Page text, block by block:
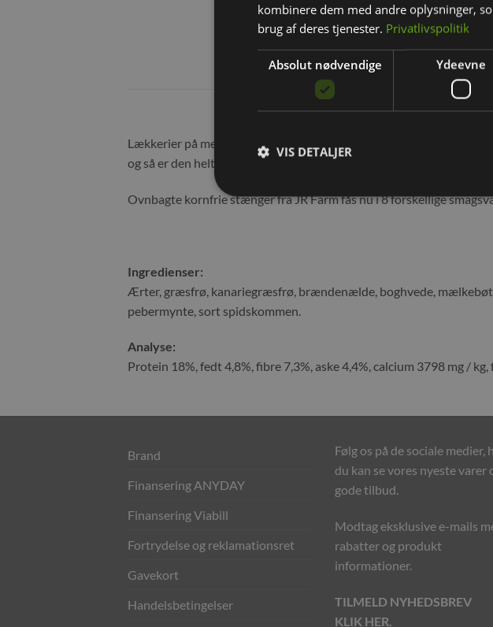
Lækkerier på menuen – med disse skønne nye gnaverstænger fra
og så er den helt kornfri.
Ovnbagte kornfrie stænger fra JR Farm fås nu i 8 forskellige
Ingredienser:
Ærter, græsfrø, kanariegræsfrø, brændenælde, boghvede,
pebermynte, sort spidskommen.
Analyse:
Protein 18%, fedt 4,8%, fibre 7,3%, aske 4,4%, calcium 3798 mg /
Brand
Finansering ANYDAY
Finansering Viabill
Fortrydelse og reklamationsret
Gavekort
Handelsbetingelser
Følg os på de sociale medier,
du kan se vores nyeste varer
gode tilbud.
Modtag eksklusive e-mails
rabatter og produkt
informationer.
TILMELD NYHEDSBREV
KLIK HER.
kombinere dem med andre oplysninger,
brug af deres tjenester. Privatlivspolitik
Absolut nødvendige Ydeevne
VIS DETALJER